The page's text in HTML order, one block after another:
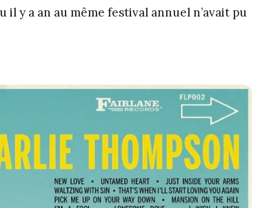
y a an au même festival annuel n’avait pu